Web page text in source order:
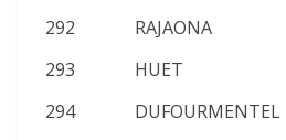
292
RAJAONA
293
HUET
294
DUFOURMENTEL